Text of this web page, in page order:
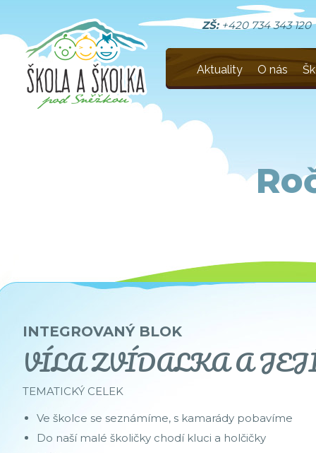
ZŠ: +420 734 343 120
Aktuality O nás
INTEGROVANÝ BLOK
VÍLA ZVÍDALKA A
TEMATICKÝ CELEK
Ve školce se seznámíme, s kamarády pobavíme
Do naší malé školičky chodí kluci a holčičky